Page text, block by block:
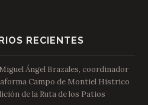
RECIENTES
Ángel Brazales, coordinador
Campo de Montiel Histrico
de la Ruta de los Patios